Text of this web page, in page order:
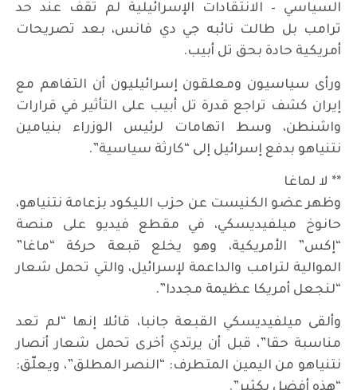
السياسي – الانتقادات الإسرائيلية لم تقف عند حد
ترامب بل طالت نائبه جي دي فانس، بعد تصريحات
أمريكية حادة بحق تل أبيب.
ورأى سياسيون ومعلقون إسرائيليون أن التفاهم مع
إيران كشف تراجع قدرة تل أبيب على التأثير في قرارات
واشنطن، وسط اتهامات لرئيس الوزراء بنيامين
نتنياهو بدفع إسرائيل إلى “كارثة سياسية”.
** لا لماغا
وظهر عضو الكنيست عن حزب الليكود بزعامة نتنياهو،
حانوخ ميلفيديسكي، في مقطع فيديو على منصة
“إكس” الأمريكية، وهو يخلع قبعة حركة “ماغا”
الموالية لترامب والداعمة لإسرائيل، والتي تحمل شعار
“لنجعل أمريكا عظيمة مجددا”.
وألقى ميلفيديسكي القبعة جانبا، قائلا إنها “لم تعد
مناسبة حقا”، قبل أن يرتدي أخرى تحمل شعار أنصار
نتنياهو من اليمين المتطرف: “النصر المطلق”، ويعلّق: